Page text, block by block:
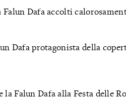
Dafa accolti
Dafa protagonista della
Falun Dafa alla Festa delle